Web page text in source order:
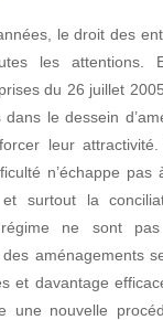
le droit des
les attentions.
du 26 juillet
le dessein
leur
n’échappe pas
surtout la
ne sont pas
aménagements
et davantage
une nouvelle